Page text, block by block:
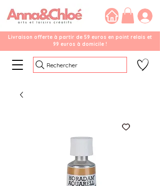
Livraison offerte à partir de 59 euros en point relais et
99 euros à domicile !
Rechercher